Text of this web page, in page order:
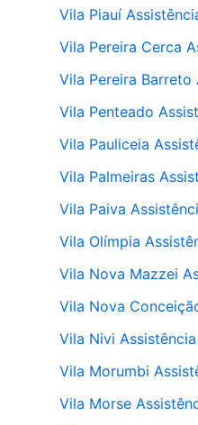
Vila Piauí
Vila Pereira Cerca
Vila Pereira Barreto
Vila Penteado
Vila Pauliceia
Vila Palmeiras
Vila Paiva
Vila Olímpia
Vila Nova Mazzei
Vila Nova
Vila Nivi Assistência
Vila Morumbi
Vila Morse